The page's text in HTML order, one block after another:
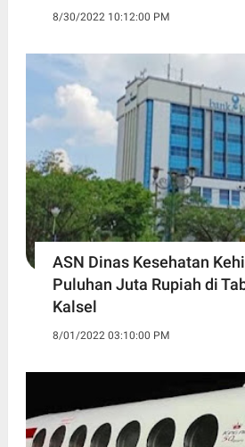
8/30/2022 10:12:00 PM
ASN Dinas Kesehatan
Puluhan Juta Rupiah di
Kalsel
8/01/2022 03:10:00 PM